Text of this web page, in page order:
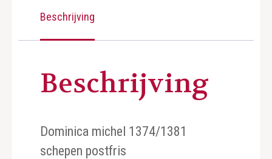
Beschrijving
Beschrijving
Dominica michel 1374/1381
schepen postfris